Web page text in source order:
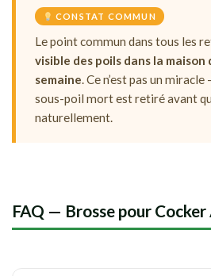
CONSTAT COMMUN
Le point commun dans tous les
visible des poils dans la maison
semaine. Ce n’est pas un
sous-poil mort est retiré avant
naturellement.
FAQ — Brosse pour